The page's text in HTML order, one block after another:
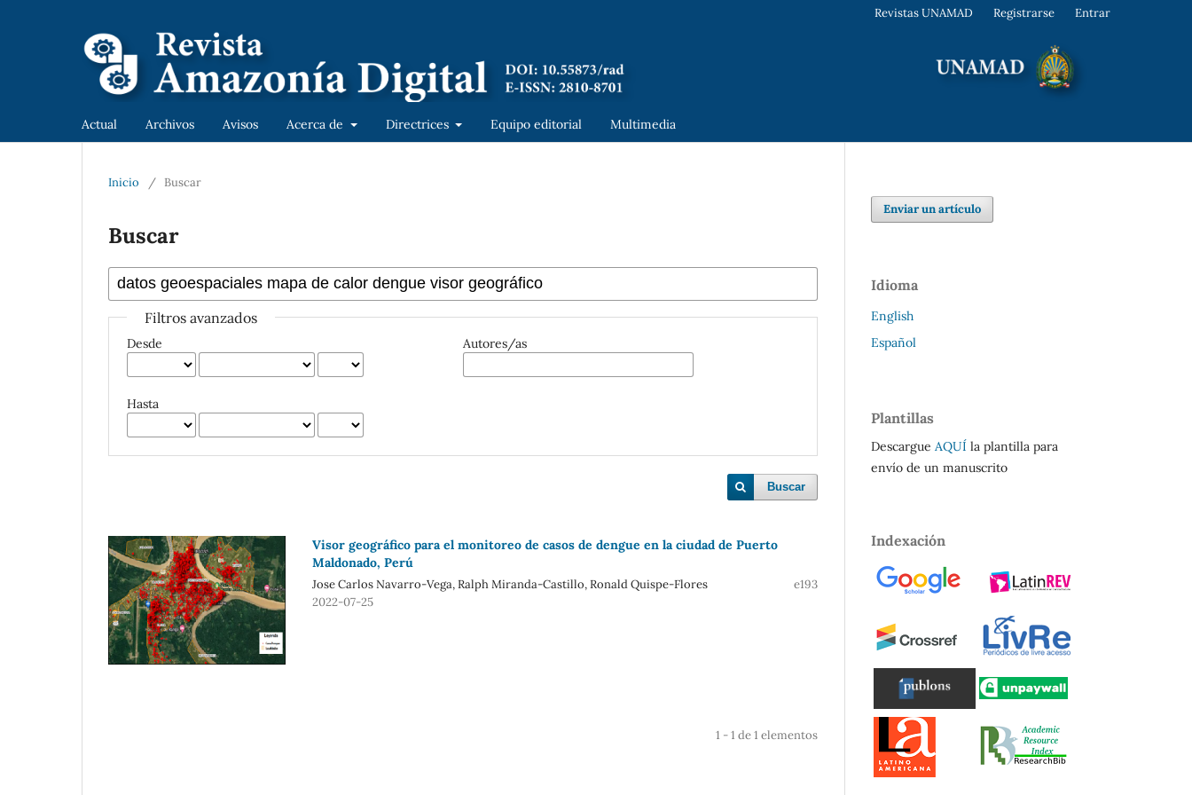
Actual Archivos Avisos Acerca de Directrices Equipo editorial Multimedia
Revistas UNAMAD Registrarse Entrar
Inicio / Buscar
Buscar
Filtros avanzados
Desde
Hasta
Autores/as
Buscar
Visor geográfico para el monitoreo de casos de dengue en la ciudad de Puerto
Maldonado, Perú
Jose Carlos Navarro-Vega, ‪Ralph Miranda-Castillo, Ronald Quispe-Flores
e193
2022-07-25
1 - 1 de 1 elementos
Enviar un artículo
Idioma
English
Español
Plantillas
Descargue AQUÍ la plantilla para
envío de un manuscrito
Indexación